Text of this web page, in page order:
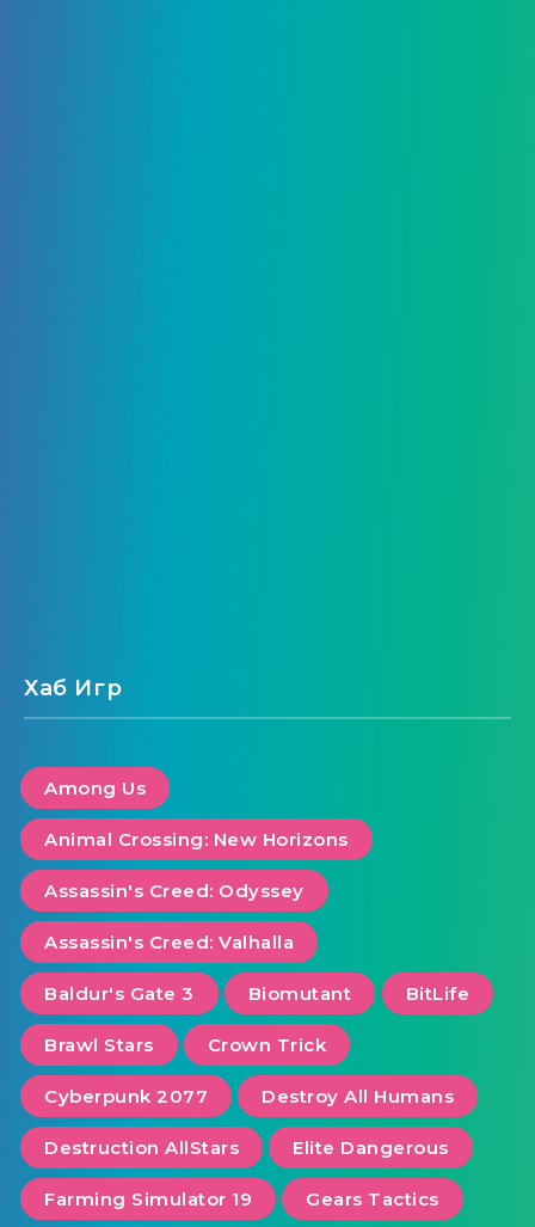
Хаб Игр
Among Us
Animal Crossing: New Horizons
Assassin's Creed: Odyssey
Assassin's Creed: Valhalla
Baldur's Gate 3 Biomutant BitLife
Brawl Stars Crown Trick
Cyberpunk 2077 Destroy All Humans
Destruction AllStars Elite Dangerous
Farming Simulator 19 Gears Tactics